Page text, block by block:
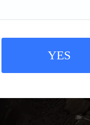
YES